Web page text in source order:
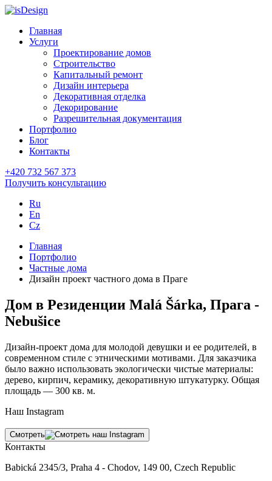
Главная
Услуги
Проектирование домов
Строительство
Капитальный ремонт
Дизайн интерьера
Декоративная отделка
Декорирование
Разрешительная документация
Портфолио
Блог
Контакты
+420 732 567 373
Получить консультацию
Ru
En
Cz
Главная
Портфолио
Частные дома
Дизайн проект частного дома в Праге
Дом в Резиденции Malá Šárka, Прага -
Nebušice
Дизайн-проект дома для молодой девушки и ее родителей, в
современном стиле с этническими мотивами. Для заказчика
было важно использовать экологически чистые материалы:
дерево, кирпич, керамику, декоративную штукатурку. Общая
площадь — 300 кв. м.
Наш Instagram
Смотреть
Контакты
Babická 2345/3, Praha 4 - Chodov, 149 00, Czech Republic